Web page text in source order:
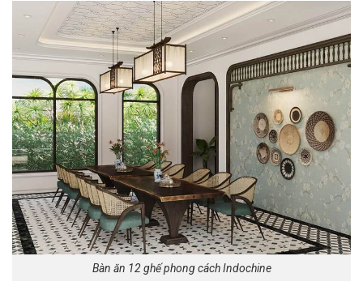
Bàn ăn 12 ghế phong cách Indochine